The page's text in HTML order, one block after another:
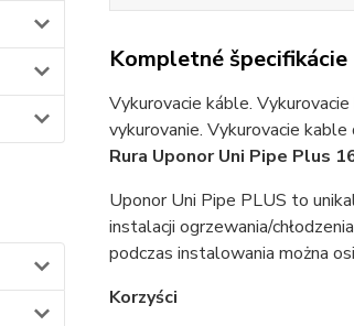
Kompletné špecifikácie
Vykurovacie káble.
vykurovanie. Vykurovacie
Rura Uponor Uni Pipe Plus
Uponor Uni Pipe PLUS to
instalacji ogrzewania/
podczas instalowania można
Korzyści